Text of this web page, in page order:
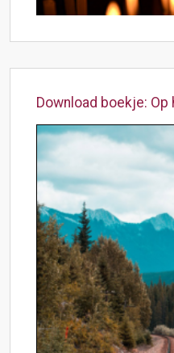
Download boekje: Op